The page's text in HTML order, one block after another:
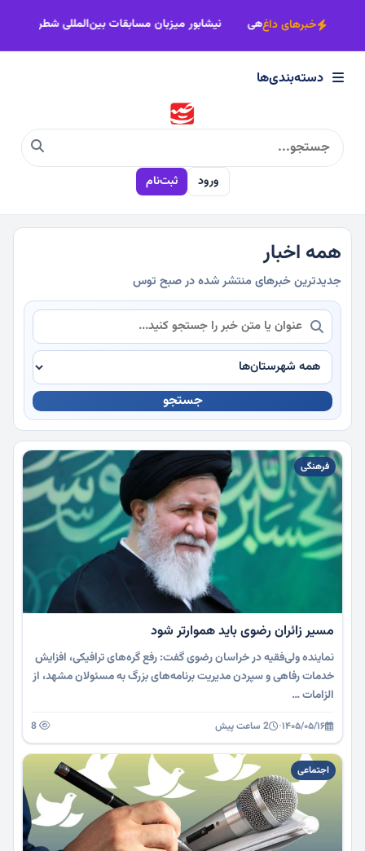
×
دسته‌بندی‌ها
سیاسی
اجتماعی
فرهنگی
ورزشی
چندرسانه
خبرهای داغ
حقیقت است؛ خبرنگار، امین آگاهی نیشابور میزبان مسابقات
دسته‌بندی‌ها
ورود ثبت‌نام
همه اخبار
جدیدترین خبرهای منتشر شده در صبح توس
جستجو
فرهنگی
مسیر زائران رضوی باید هموارتر شود
نماینده ولی‌فقیه در خراسان رضوی گفت: رفع گره‌های ترافیکی، افزایش
خدمات رفاهی و سپردن مدیریت برنامه‌های بزرگ به مسئولان مشهد، از
الزامات …
۱۴۰۵/۰۵/۱۶· 2 ساعت پیش
اجتماعی